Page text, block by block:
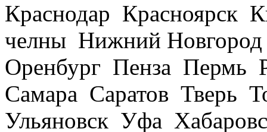
Краснодар Красноярск
челны Нижний
Оренбург Пенза Пермь
Самара Саратов Тверь
Ульяновск Уфа